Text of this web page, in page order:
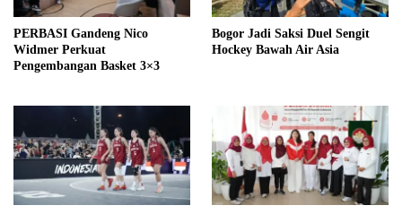
PERBASI Gandeng Nico
Widmer Perkuat
Pengembangan Basket 3×3
Bogor Jadi Saksi Duel Sengit
Hockey Bawah Air Asia